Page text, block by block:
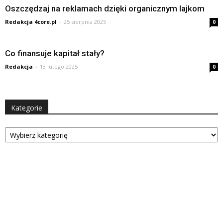
Oszczędzaj na reklamach dzięki organicznym lajkom
Redakcja 4core.pl - 25 sierpnia 2025 0
Co finansuje kapitał stały?
Redakcja - 13 lutego 2025 0
Kategorie
Kategorie